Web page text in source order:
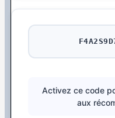
Activez ce code
aux